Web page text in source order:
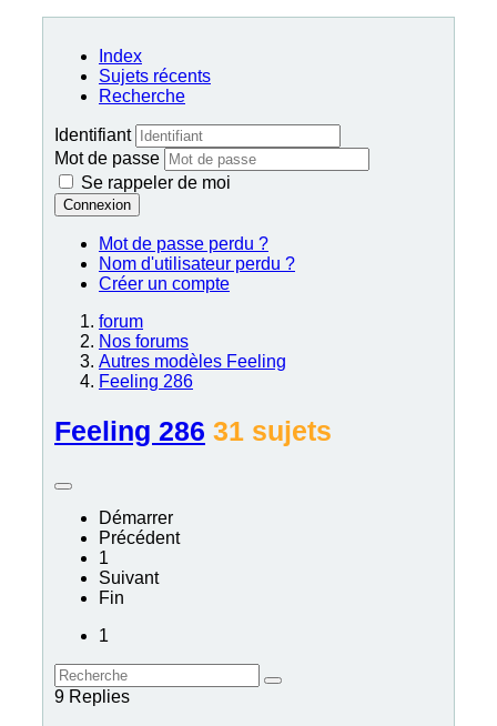
Index
Sujets récents
Recherche
Identifiant
Mot de passe
Se rappeler de moi
Connexion
Mot de passe perdu ?
Nom d'utilisateur perdu ?
Créer un compte
forum
Nos forums
Autres modèles Feeling
Feeling 286
Feeling 286 31 sujets
Démarrer
Précédent
1
Suivant
Fin
1
9 Replies